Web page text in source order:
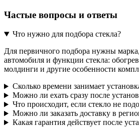
Частые вопросы и ответы
Что нужно для подбора стекла?
Для первичного подбора нужны
автомобиля и функции стекла:
молдинги и другие особенности
Сколько времени занимает
Можно ли ехать сразу после
Что происходит, если стекло не
Можно ли заказать доставку в
Какая гарантия действует после